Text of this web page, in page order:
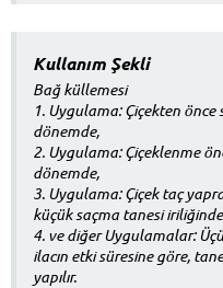
Kullanım Şekli
Bağ küllemesi
1. Uygulama: Çiçekten
dönemde,
2. Uygulama: Çiçeklenme
dönemde,
3. Uygulama: Çiçek taç
küçük saçma tanesi
4. ve diğer Uygulamalar:
ilacın etki süresine göre,
yapılır.